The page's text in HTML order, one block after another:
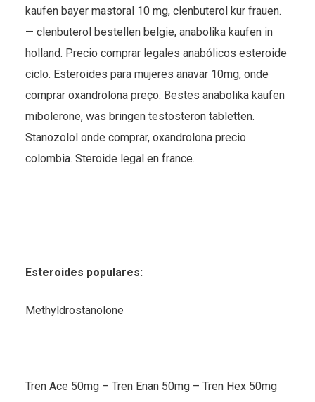
kaufen bayer mastoral 10 mg, clenbuterol kur frauen.
— clenbuterol bestellen belgie, anabolika kaufen in
holland. Precio comprar legales anabólicos esteroide
ciclo. Esteroides para mujeres anavar 10mg, onde
comprar oxandrolona preço. Bestes anabolika kaufen
mibolerone, was bringen testosteron tabletten.
Stanozolol onde comprar, oxandrolona precio
colombia. Steroide legal en france.
Esteroides populares:
Methyldrostanolone
Tren Ace 50mg – Tren Enan 50mg – Tren Hex 50mg